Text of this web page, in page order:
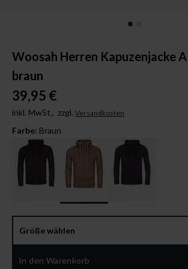
Woosah Herren Kapuzenjacke
braun
39,95 €
inkl. MwSt., zzgl. Versandkosten
Farbe: Braun
Größe wählen
In den Warenkorb